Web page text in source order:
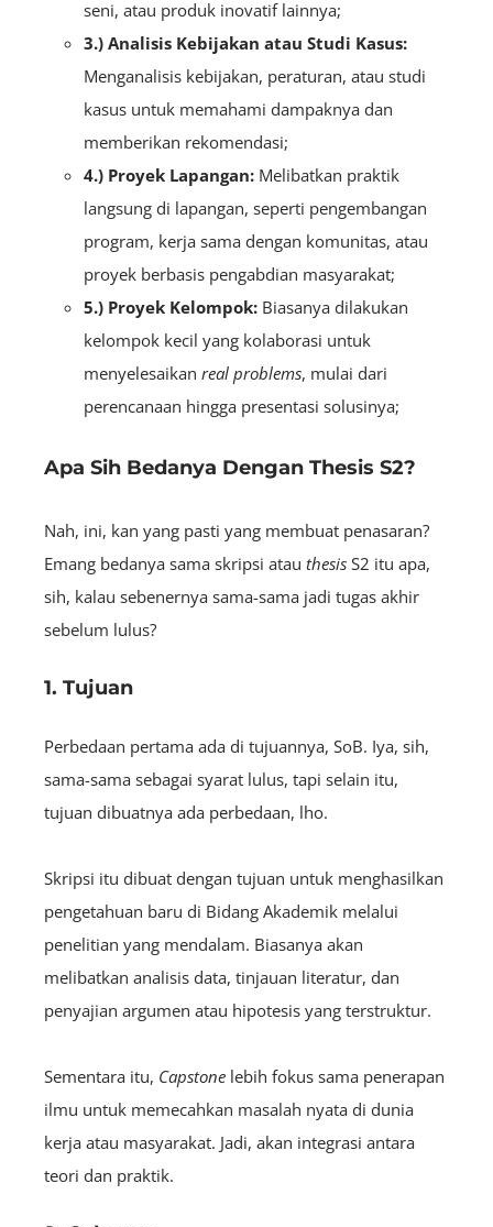
seni, atau produk inovatif lainnya;
3.) Analisis Kebijakan atau Studi Kasus:
Menganalisis kebijakan, peraturan, atau studi
kasus untuk memahami dampaknya dan
memberikan rekomendasi;
4.) Proyek Lapangan: Melibatkan praktik
langsung di lapangan, seperti pengembangan
program, kerja sama dengan komunitas, atau
proyek berbasis pengabdian masyarakat;
5.) Proyek Kelompok: Biasanya dilakukan
kelompok kecil yang kolaborasi untuk
menyelesaikan real problems, mulai dari
perencanaan hingga presentasi solusinya;
Apa Sih Bedanya Dengan Thesis S2?
Nah, ini, kan yang pasti yang membuat penasaran?
Emang bedanya sama skripsi atau thesis S2 itu apa,
sih, kalau sebenernya sama-sama jadi tugas akhir
sebelum lulus?
1. Tujuan
Perbedaan pertama ada di tujuannya, SoB. Iya, sih,
sama-sama sebagai syarat lulus, tapi selain itu,
tujuan dibuatnya ada perbedaan, lho.
Skripsi itu dibuat dengan tujuan untuk menghasilkan
pengetahuan baru di Bidang Akademik melalui
penelitian yang mendalam. Biasanya akan
melibatkan analisis data, tinjauan literatur, dan
penyajian argumen atau hipotesis yang terstruktur.
Sementara itu, Capstone lebih fokus sama penerapan
ilmu untuk memecahkan masalah nyata di dunia
kerja atau masyarakat. Jadi, akan integrasi antara
teori dan praktik.